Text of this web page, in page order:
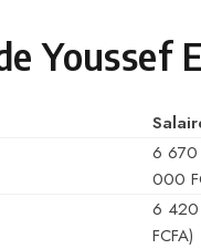
Youssef
6
000
6 420
FCFA)